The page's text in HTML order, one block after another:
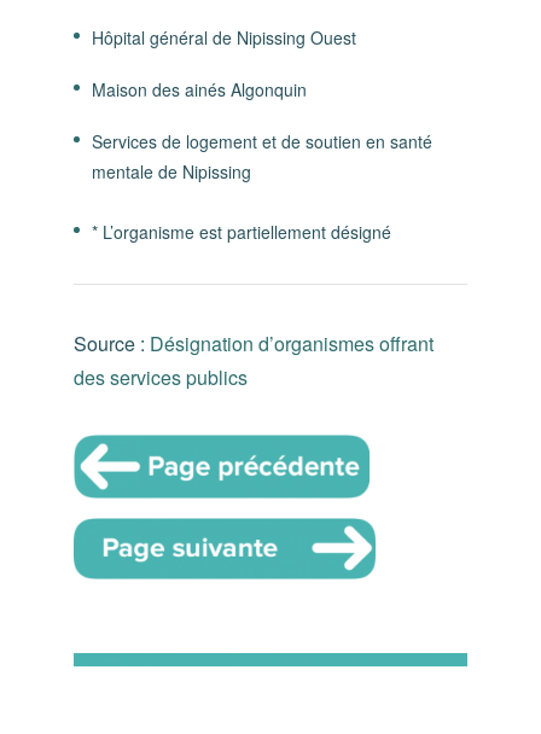
Hôpital général de Nipissing Ouest
Maison des ainés Algonquin
Services de logement et de soutien en santé
mentale de Nipissing
* L’organisme est partiellement désigné
Source : Désignation d’organismes offrant
des services publics